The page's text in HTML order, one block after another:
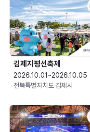
김제지평선축제
2026.10.01~2026.10.05
전북특별자치도 김제시